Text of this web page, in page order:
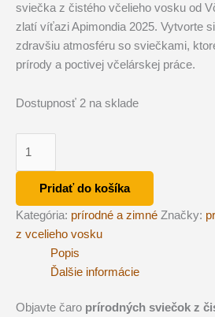
sviečka z čistého včelieho vosku od
zlatí víťazi Apimondia 2025. Vytvorte
zdravšiu atmosféru so sviečkami,
prírody a poctivej včelárskej práce.
Dostupnosť 2 na sklade
vosku
-
IHLIČNAN
Pridať do košíka
Kategória: prírodné a zimné Značky:
z vcelieho vosku
Popis
Ďalšie informácie
Objavte čaro prírodných sviečok z